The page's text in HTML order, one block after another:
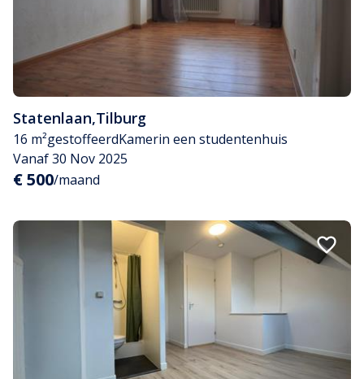
Statenlaan,Tilburg
16 m²gestoffeerdKamerin een studentenhuis
Vanaf 30 Nov 2025
€ 500/maand